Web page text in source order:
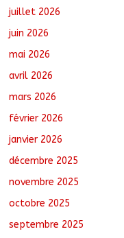
juillet 2026
juin 2026
mai 2026
avril 2026
mars 2026
février 2026
janvier 2026
décembre 2025
novembre 2025
octobre 2025
septembre 2025